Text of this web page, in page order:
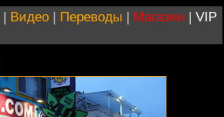
| Видео | Переводы | Магазин | VIP